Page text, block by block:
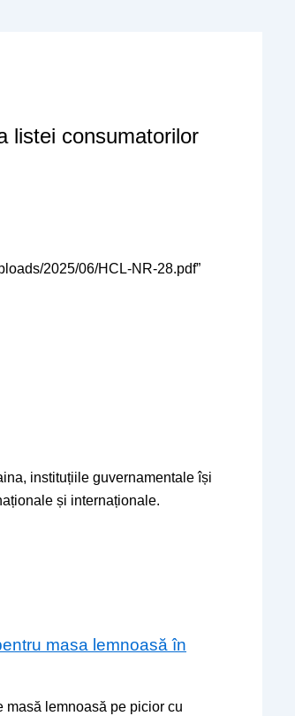
listei consumatorilor
2025/06/HCL-NR-28.pdf”
instituțiile guvernamentale își
și internaționale.
masa lemnoasă în
lemnoasă pe picior cu